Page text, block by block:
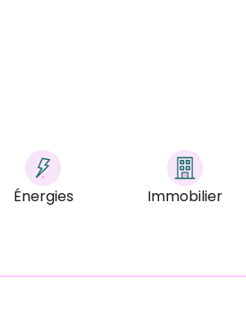
Énergies Immobilier